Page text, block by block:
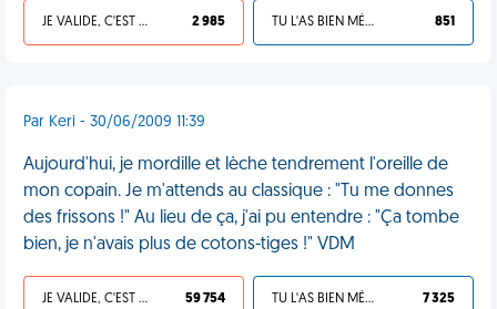
JE VALIDE, C'EST UNE VDM 2 985 TU L'AS BIEN MÉRITÉ 851
Par Keri - 30/06/2009 11:39
Aujourd'hui, je mordille et lèche tendrement l'oreille de
mon copain. Je m'attends au classique : "Tu me donnes
des frissons !" Au lieu de ça, j'ai pu entendre : "Ça tombe
bien, je n'avais plus de cotons-tiges !" VDM
JE VALIDE, C'EST UNE VDM 59 754 TU L'AS BIEN MÉRITÉ 7 325